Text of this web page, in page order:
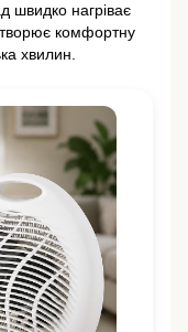
швидко нагріває
комфортну
хвилин.